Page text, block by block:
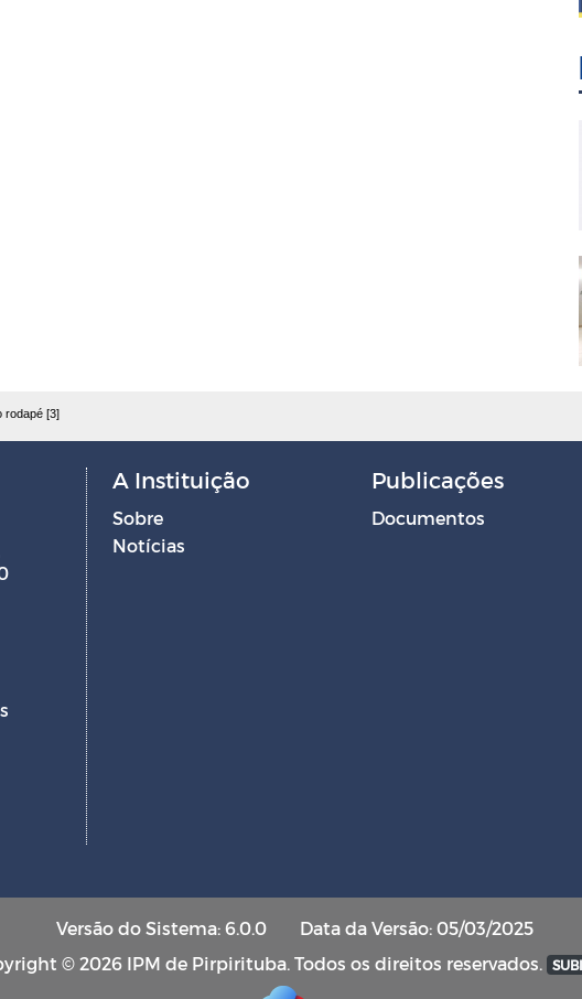
rodapé [3]
A Instituição
Sobre
Notícias
Publicações
Documentos
Versão do Sistema: 6.0.0
Data da Versão: 05/03/2025
© 2026 IPM de Pirpirituba. Todos os direitos reservados.